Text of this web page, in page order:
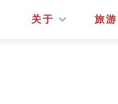
关于 旅游